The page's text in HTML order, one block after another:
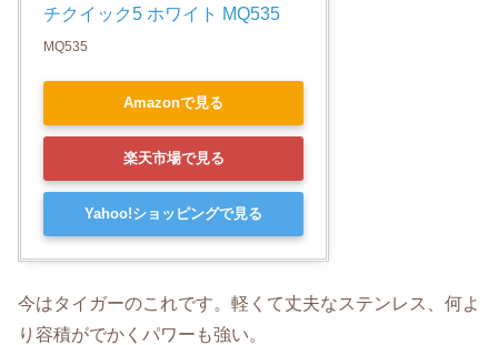
チクイック5 ホワイト MQ535
MQ535
Amazonで見る
楽天市場で見る
Yahoo!ショッピングで見る
今はタイガーのこれです。軽くて丈夫なステンレス、何よ
り容積がでかくパワーも強い。